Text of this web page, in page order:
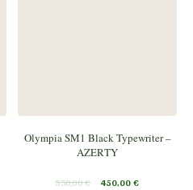
Olympia SM1 Black Typewriter –
AZERTY
550,00€ 450,00€